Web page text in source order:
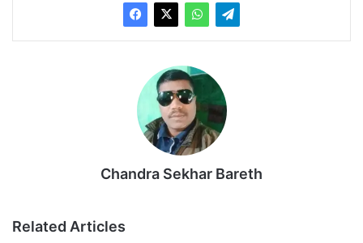
Chandra Sekhar Bareth
Related Articles